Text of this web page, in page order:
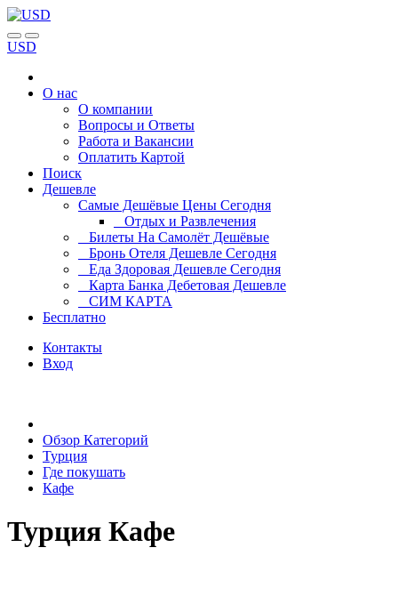
USD
О нас
О компании
Вопросы и Ответы
Работа и Вакансии
Оплатить Картой
Поиск
Дешевле
Самые Дешёвые Цены Сегодня
Отдых и Развлечения
Билеты На Самолёт Дешёвые
Бронь Отеля Дешевле Сегодня
Еда Здоровая Дешевле Сегодня
Карта Банка Дебетовая Дешевле
СИМ КАРТА
Бесплатно
Контакты
Вход
Обзор Категорий
Турция
Где покушать
Кафе
Турция Кафе